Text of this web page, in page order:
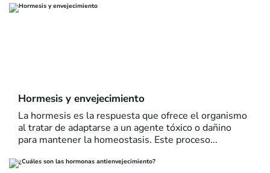
Hormesis y envejecimiento
La hormesis es la respuesta que ofrece el organismo
al tratar de adaptarse a un agente tóxico o dañino
para mantener la homeostasis. Este proceso...